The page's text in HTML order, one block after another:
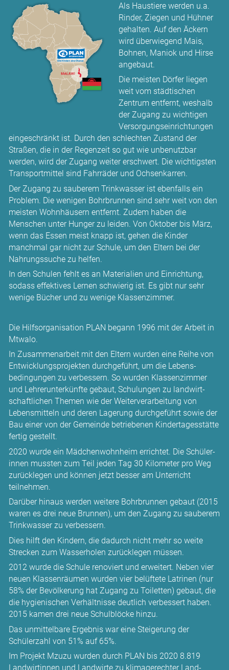
Als Haustiere werden u.a.
Rinder, Ziegen und Hühner
gehalten. Auf den Äckern
wird über­wiegend Mais,
Bohnen, Maniok und Hirse
angebaut.
Die meisten Dörfer liegen
weit vom städtischen
Zentrum entfernt, weshalb
der Zugang zu wichtigen
Versorgungs­einrichtungen
eingeschränkt ist. Durch den schlechten Zustand der
Straßen, die in der Regenzeit so gut wie unbenutzbar
werden, wird der Zugang weiter erschwert. Die wichtigsten
Transport­mittel sind Fahrräder und Ochsen­karren.
Der Zugang zu sauberem Trinkwasser ist ebenfalls ein
Problem. Die wenigen Bohr­brunnen sind sehr weit von den
meisten Wohn­häusern entfernt. Zudem haben die
Menschen unter Hunger zu leiden. Von Oktober bis März,
wenn das Essen meist knapp ist, gehen die Kinder
manchmal gar nicht zur Schule, um den Eltern bei der
Nahrungs­suche zu helfen.
In den Schulen fehlt es an Materialien und Einrichtung,
sodass effektives Lernen schwierig ist. Es gibt nur sehr
wenige Bücher und zu wenige Klassen­zimmer.
Die Hilfs­organisation PLAN begann 1996 mit der Arbeit in
Mtwalo.
In Zusammen­arbeit mit den Eltern wurden eine Reihe von
Entwicklungs­projekten durchgeführt, um die Lebens­
bedingungen zu verbessern. So wurden Klassen­zimmer
und Lehrer­unterkünfte gebaut, Schulungen zu landwirt­
schaftlichen Themen wie der Weiter­verarbeitung von
Lebens­mitteln und deren Lagerung durchgeführt sowie der
Bau einer von der Gemeinde betriebenen Kinder­tagesstätte
fertig gestellt.
2020 wurde ein Mädchen­wohnheim errichtet. Die Schüler­
innen mussten zum Teil jeden Tag 30 Kilometer pro Weg
zurück­legen und können jetzt besser am Unterricht
teilnehmen.
Darüber hinaus werden weitere Bohr­brunnen gebaut (2015
waren es drei neue Brunnen), um den Zugang zu sauberem
Trink­wasser zu verbessern.
Dies hilft den Kindern, die dadurch nicht mehr so weite
Strecken zum Wasser­holen zurück­legen müssen.
2012 wurde die Schule renoviert und erweitert. Neben vier
neuen Klassen­räumen wurden vier belüftete Latrinen (nur
58% der Bevölkerung hat Zugang zu Toiletten) gebaut, die
die hygienischen Verhältnisse deutlich verbessert haben.
2015 kamen drei neue Schulblöcke hinzu.
Das unmittelbare Ergebnis war eine Steigerung der
Schülerzahl von 51% auf 65%.
Im Projekt Mzuzu wurden durch PLAN bis 2020 8.819
Land­wirtinnen und Land­wirte zu klima­gerechter Land­